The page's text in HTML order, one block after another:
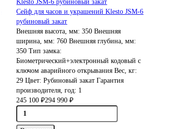
Сейф для часов и украшений Klesto JSM-6
рубиновый закат
Внешняя высота, мм:350 Внешняя
ширина, мм: 760 Внешняя глубина, мм:
350 Тип замка:
Биометрический+электронный кодовый с
ключом аварийного открывания Вес, кг:
29 Цвет:Рубиновый закат Гарантия
производителя, год: 1
245 100 ₽294 990 ₽